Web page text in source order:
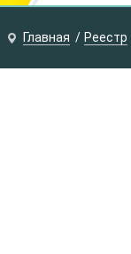
Главная Реестр